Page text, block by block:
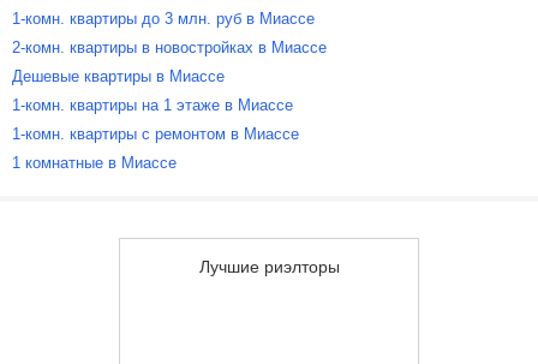
1-комн. квартиры до 3 млн. руб в Миассе
2-комн. квартиры в новостройках в Миассе
Дешевые квартиры в Миассе
1-комн. квартиры на 1 этаже в Миассе
1-комн. квартиры с ремонтом в Миассе
1 комнатные в Миассе
Лучшие риэлторы